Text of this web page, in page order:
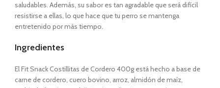
saludables. Además, su sabor es tan agradable que será difícil
resistirse a ellas, lo que hace que tu perro se mantenga
entretenido por más tiempo.
Ingredientes
El Fit Snack Costillitas de Cordero 400g está hecho a base de
carne de cordero, cuero bovino, arroz, almidón de maíz,